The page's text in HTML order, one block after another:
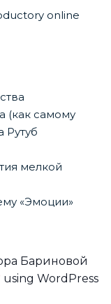
online
(как самому
Рутуб
мелкой
«Эмоции»
Бариновой
using WordPress